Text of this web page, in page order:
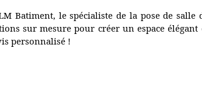
Batiment, le spécialiste de la pose de salle
sur mesure pour créer un espace élégant
personnalisé !